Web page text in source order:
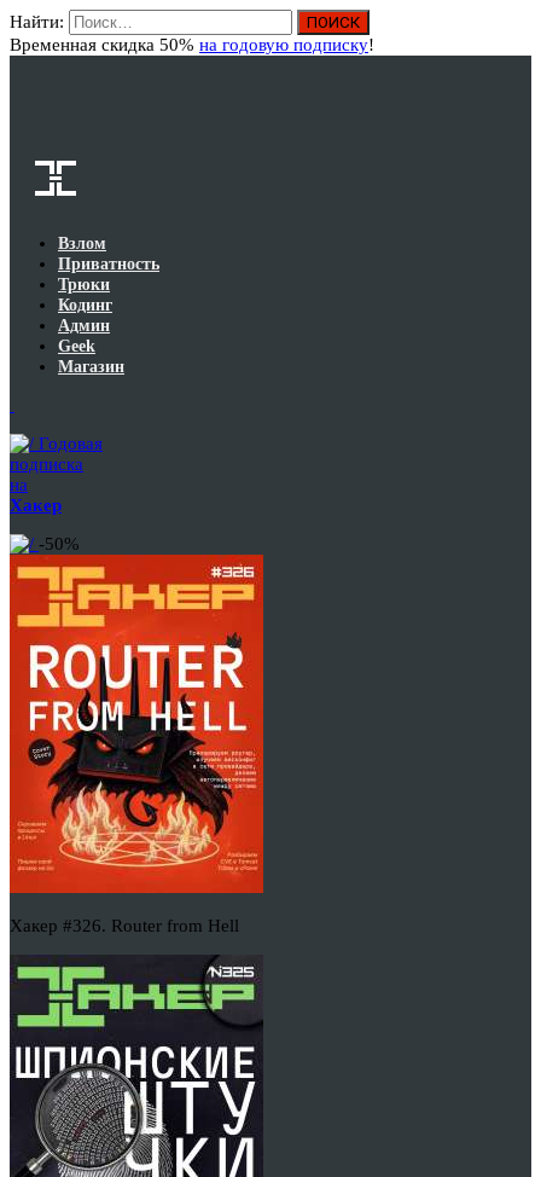
Найти:
Временная скидка 50% на годовую подписку!
Взлом
Приватность
Трюки
Кодинг
Админ
Geek
Магазин
Годовая
подписка
на
Хакер
-50%
Хакер #326. Router from Hell